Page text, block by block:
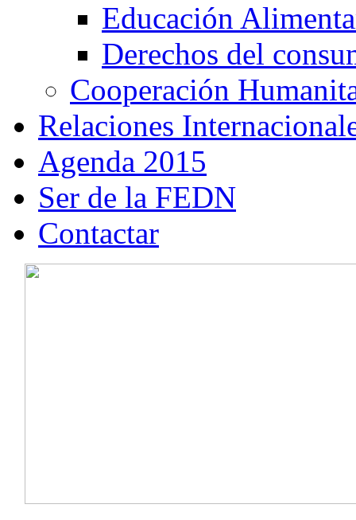
Educación
Derechos del
Cooperación
Relaciones
Agenda 2015
Ser de la FEDN
Contactar